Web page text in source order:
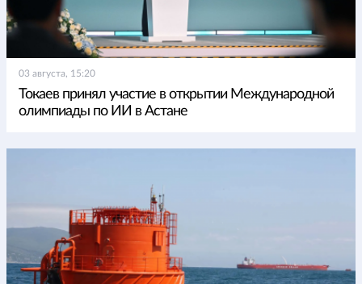
03 августа, 15:20
Токаев принял участие в открытии Международной
олимпиады по ИИ в Астане